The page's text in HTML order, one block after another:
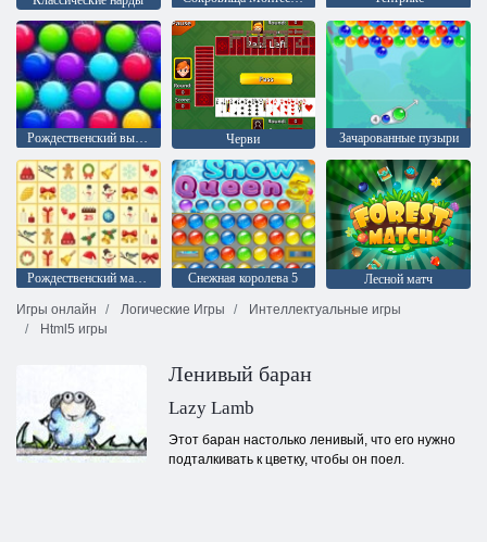
Рождественский выпуск: Забавные пузыри Черви Зачарованные пузыри
Рождественский маджонг Снежная королева 5
Лесной матч
Игры онлайн
Логические Игры
Интеллектуальные игры
Html5 игры
Ленивый баран
Lazy Lamb
Этот баран настолько ленивый, что его нужно
подталкивать к цветку, чтобы он поел.